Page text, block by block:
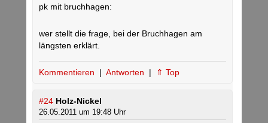
pk mit bruchhagen:
wer stellt die frage, bei der Bruchhagen am
längsten erklärt.
Kommentieren | Antworten | ⇑ Top
#24 Holz-Nickel
26.05.2011 um 19:48 Uhr